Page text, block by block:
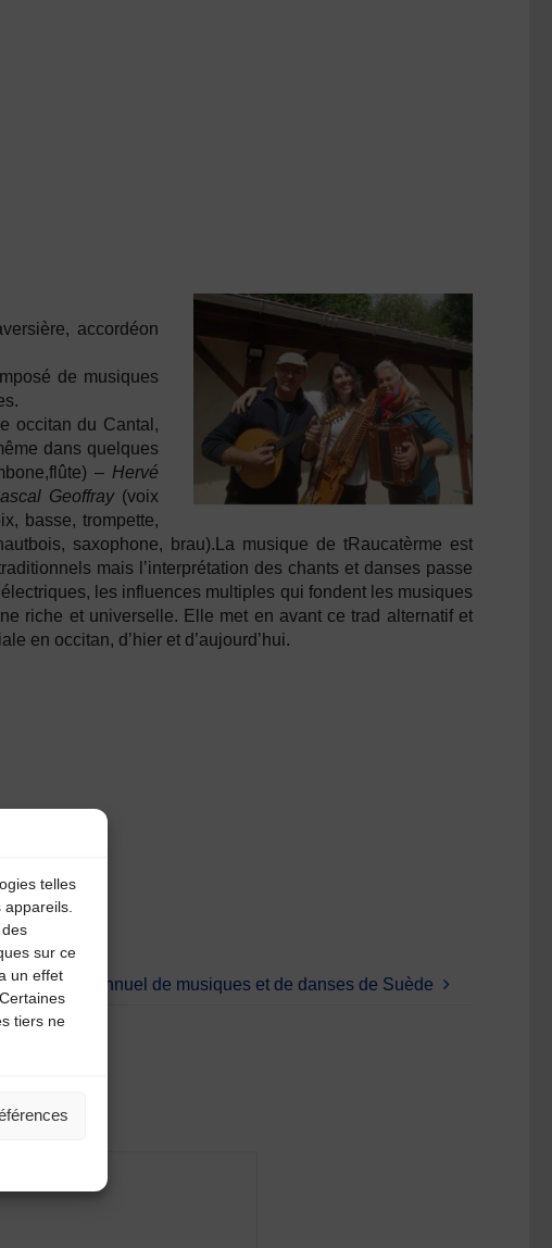
telles
sur ce
un effet
tiers ne
accordéon
de musiques
occitan du Cantal,
dans quelques
– Hervé
Geoffray(voix
basse, trompette,
saxophone, brau).La musique de tRaucatèrme est
mais l’interprétation des chants et danses passe
les influences multiples qui fondent les musiques
riche et universelle. Elle met en avant ce trad alternatif et
en occitan, d’hier et d’aujourd’hui.
Stage annuel de musiques et de danses de Suède